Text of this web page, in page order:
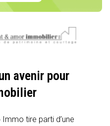
avenir pour
Immo tire parti d’une